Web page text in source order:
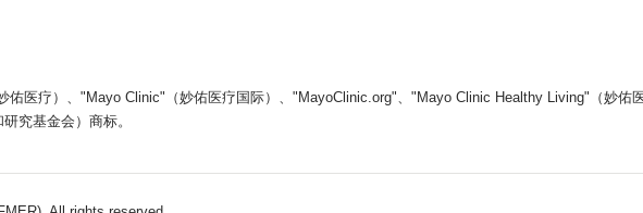
医疗）、"Mayo Clinic"（妙佑医疗国际）、"MayoClinic.org"、"Mayo Clinic Healthy Living"（妙佑
究基金会）商标。